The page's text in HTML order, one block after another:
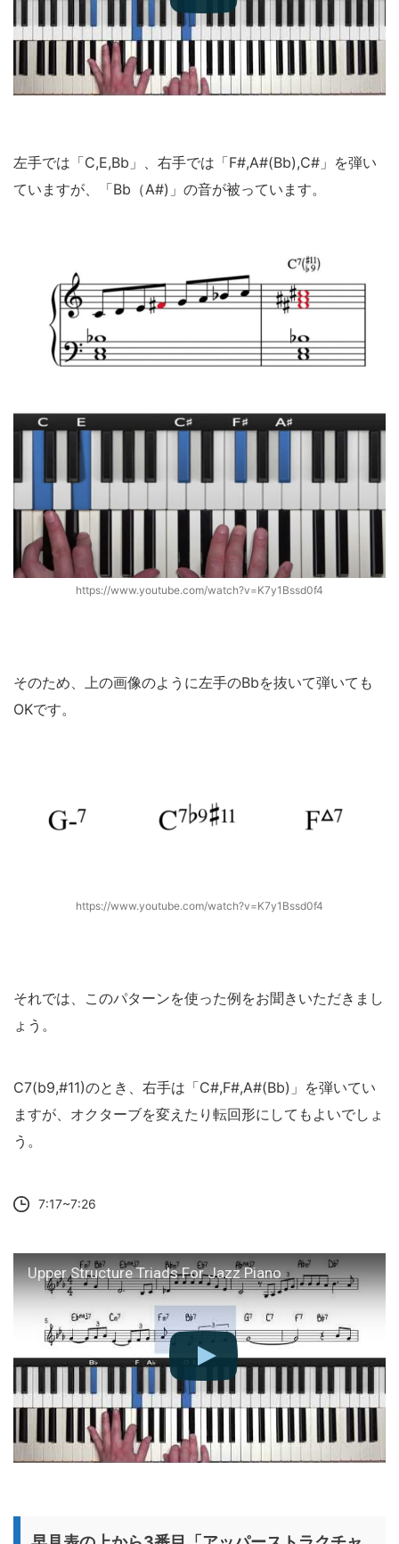
左手では「C,E,Bb」、右手では「F#,A#(Bb),C#」を弾い
ていますが、「Bb（A#)」の音が被っています。
https://www.youtube.com/watch?v=K7y1Bssd0f4
そのため、上の画像のように左手のBbを抜いて弾いても
OKです。
https://www.youtube.com/watch?v=K7y1Bssd0f4
それでは、このパターンを使った例をお聞きいただきまし
ょう。
C7(b9,#11)のとき、右手は「C#,F#,A#(Bb)」を弾いてい
ますが、オクターブを変えたり転回形にしてもよいでしょ
う。
7:17~7:26
Upper Structure Triads For Jazz Piano